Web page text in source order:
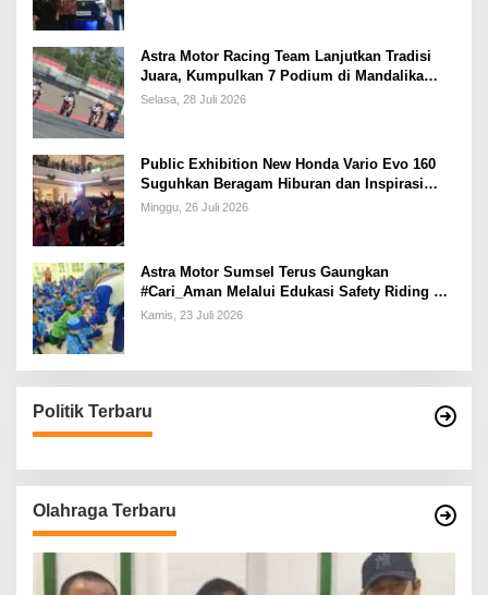
Astra Motor Racing Team Lanjutkan Tradisi
Juara, Kumpulkan 7 Podium di Mandalika
Racing Series Putaran ke 3
Selasa, 28 Juli 2026
Public Exhibition New Honda Vario Evo 160
Suguhkan Beragam Hiburan dan Inspirasi
Modifikasi
Minggu, 26 Juli 2026
Astra Motor Sumsel Terus Gaungkan
#Cari_Aman Melalui Edukasi Safety Riding di
Sekolah
Kamis, 23 Juli 2026
Politik Terbaru
Olahraga Terbaru